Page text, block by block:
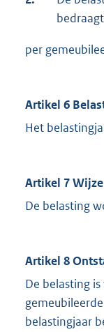
bedraagt
per
Artikel 6
Het
Artikel 7
De belasting
Artikel 8
De belasting
belastingjaar